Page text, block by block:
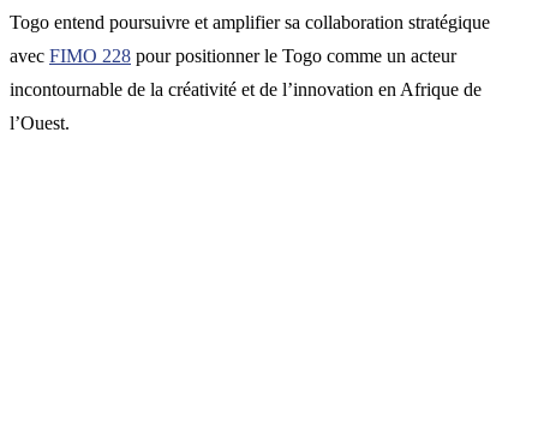
Togo entend poursuivre et amplifier sa collaboration stratégique
avec FIMO 228 pour positionner le Togo comme un acteur
incontournable de la créativité et de l’innovation en Afrique de
l’Ouest.